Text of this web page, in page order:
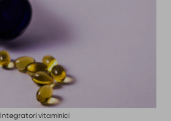
Integratori vitaminici